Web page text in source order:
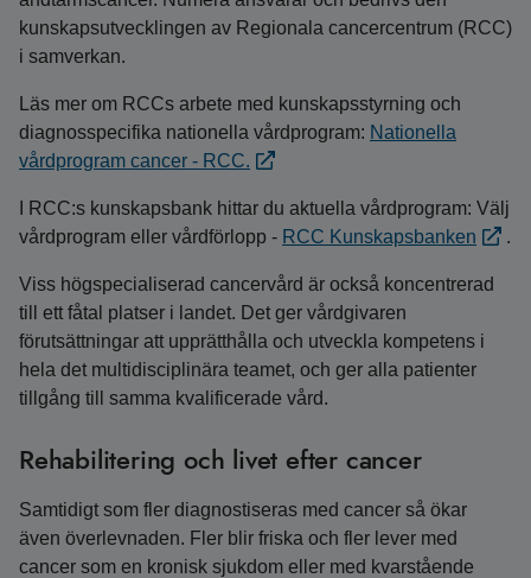
kunskapsutvecklingen av Regionala cancercentrum (RCC)
i samverkan.
Läs mer om RCCs arbete med kunskapsstyrning och
diagnosspecifika nationella vårdprogram: Nationella
vårdprogram cancer - RCC.
I RCC:s kunskapsbank hittar du aktuella vårdprogram: Välj
vårdprogram eller vårdförlopp - RCC Kunskapsbanken .
Viss högspecialiserad cancervård är också koncentrerad
till ett fåtal platser i landet. Det ger vårdgivaren
förutsättningar att upprätthålla och utveckla kompetens i
hela det multidisciplinära teamet, och ger alla patienter
tillgång till samma kvalificerade vård.
Rehabilitering och livet efter cancer
Samtidigt som fler diagnostiseras med cancer så ökar
även överlevnaden. Fler blir friska och fler lever med
cancer som en kronisk sjukdom eller med kvarstående